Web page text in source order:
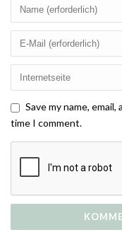
Save my name,
time I comment.